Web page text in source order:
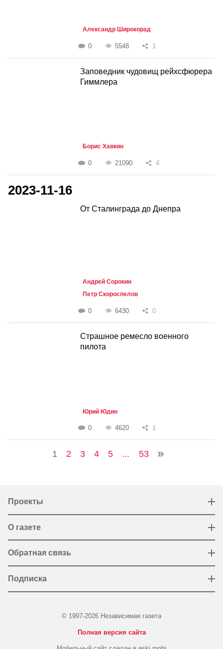
Александр Широкорад
0 5548 1
Заповедник чудовищ рейхсфюрера
Гиммлера
Борис Хавкин
0 21090 4
2023-11-16
От Сталинграда до Днепра
Андрей Сорокин
Петр Скороспелов
0 6430 0
Страшное ремесло военного
пилота
Юрий Юдин
0 4620 1
1 2 3 4 5 ... 53
Проекты
О газете
Обратная связь
Подписка
© 1997-2026 Независимая газета
Полная версия сайта